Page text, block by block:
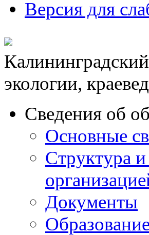
Версия для
экологии,
Сведения об
Основные
Структура
Документы